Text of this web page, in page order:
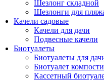
Шезлонг складной
Шезлонги для
Качели садовые
Качели для дачи
Подвесные качели
Биотуалеты
Биотуалеты для
Биотуалет
Кассетный